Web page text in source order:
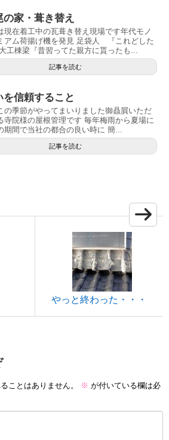
の家・葺き替え
現在着工中の瓦葺き替え現場です年代モノ
アム荷揚げ機を発見 足袋人 『これどした
工棟梁『昔習ってた親方に貰ったも...
記事を読む
を信頼すること
の季節がやってまいりました御贔屓いただ
寺院様の屋根管理です 毎年梅雨から夏場に
期間で当社の都合の良い時に 簡...
記事を読む
やっと終わった・・・
ことはありません。 ※ が付いている欄は必